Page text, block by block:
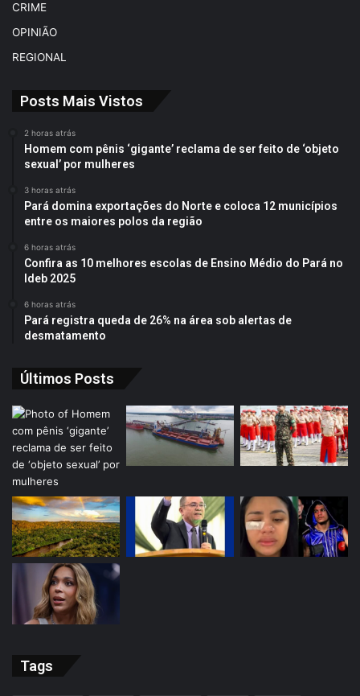
CRIME
OPINIÃO
REGIONAL
Posts Mais Vistos
2 horas atrás
Homem com pênis ‘gigante’ reclama de ser feito de ‘objeto
sexual’ por mulheres
3 horas atrás
Pará domina exportações do Norte e coloca 12 municípios
entre os maiores polos da região
6 horas atrás
Confira as 10 melhores escolas de Ensino Médio do Pará no
Ideb 2025
6 horas atrás
Pará registra queda de 26% na área sob alertas de
desmatamento
Últimos Posts
Tags